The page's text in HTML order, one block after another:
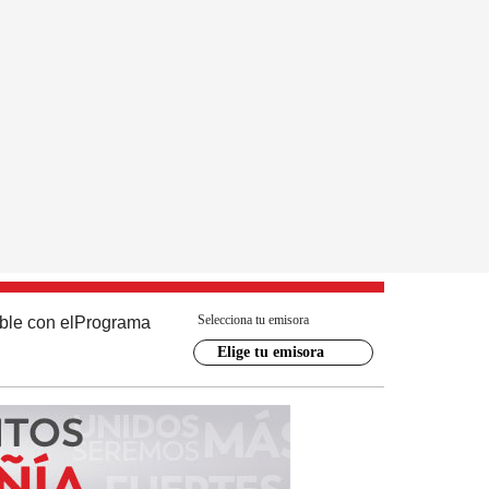
con el Programa Selecciona tu emisora
Elige tu emisora